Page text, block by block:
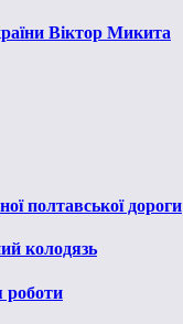
Віктор Микита
полтавської дороги
колодязь
роботи